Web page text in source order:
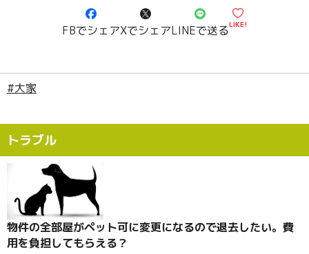
FBでシェアXでシェアLINEで送るLIKE!
#大家
トラブル
物件の全部屋がペット可に変更になるので退去したい。費
用を負担してもらえる？